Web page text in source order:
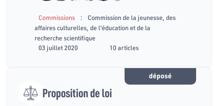
Commissions :
Commission de la jeunesse, des
affaires culturelles, de l'éducation et de la
recherche scientifique
03 juillet 2020
10 articles
déposé
Proposition de loi